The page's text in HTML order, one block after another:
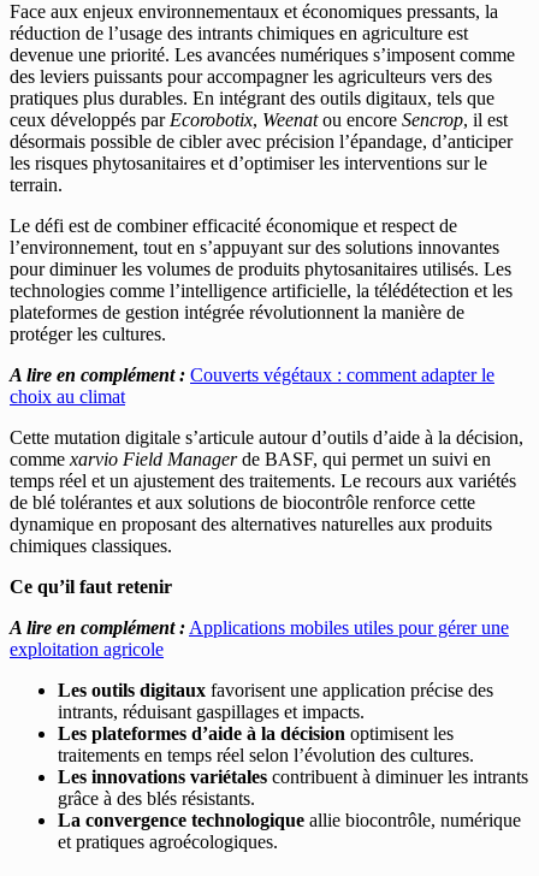
Face aux enjeux environnementaux et économiques pressants, la
réduction de l’usage des intrants chimiques en agriculture est
devenue une priorité. Les avancées numériques s’imposent comme
des leviers puissants pour accompagner les agriculteurs vers des
pratiques plus durables. En intégrant des outils digitaux, tels que
ceux développés par Ecorobotix, Weenatou encore Sencrop, il est
désormais possible de cibler avec précision l’épandage, d’anticiper
les risques phytosanitaires et d’optimiser les interventions sur le
terrain.
Le défi est de combiner efficacité économique et respect de
l’environnement, tout en s’appuyant sur des solutions innovantes
pour diminuer les volumes de produits phytosanitaires utilisés. Les
technologies comme l’intelligence artificielle, la télédétection et les
plateformes de gestion intégrée révolutionnent la manière de
protéger les cultures.
A lire en complément : Couverts végétaux : comment adapter le
choix au climat
Cette mutation digitale s’articule autour d’outils d’aide à la décision,
comme xarvio Field Managerde BASF, qui permet un suivi en
temps réel et un ajustement des traitements. Le recours aux variétés
de blé tolérantes et aux solutions de biocontrôle renforce cette
dynamique en proposant des alternatives naturelles aux produits
chimiques classiques.
Ce qu’il faut retenir
A lire en complément : Applications mobiles utiles pour gérer une
exploitation agricole
Les outils digitaux favorisent une application précise des
intrants, réduisant gaspillages et impacts.
Les plateformes d’aide à la décision optimisent les
traitements en temps réel selon l’évolution des cultures.
Les innovations variétales contribuent à diminuer les intrants
grâce à des blés résistants.
La convergence technologique allie biocontrôle, numérique
et pratiques agroécologiques.